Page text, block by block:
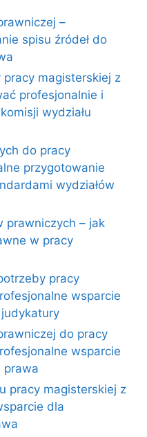
–
spisu źródeł do
magisterskiej z
profesjonalnie i
wydziału
do pracy
przygotowanie
wydziałów
prawniczych – jak
w pracy
pracy
wsparcie
do pracy
wsparcie
prawa
pracy magisterskiej z
dla